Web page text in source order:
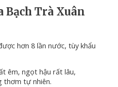
Bạch Trà Xuân
hơn 8 lần nước, tùy khẩu
êm, ngọt hậu rất lâu,
thơm tự nhiên.